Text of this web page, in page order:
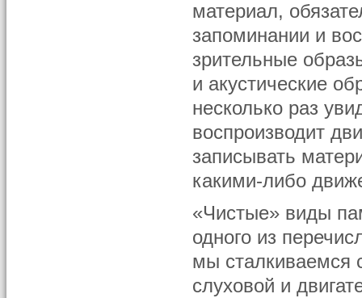
материал,
запоминании и
зрительные
и акустические
несколько раз
воспроизводит
записывать
какими-либо
«Чистые» виды
одного из
мы сталкиваемся
слуховой и